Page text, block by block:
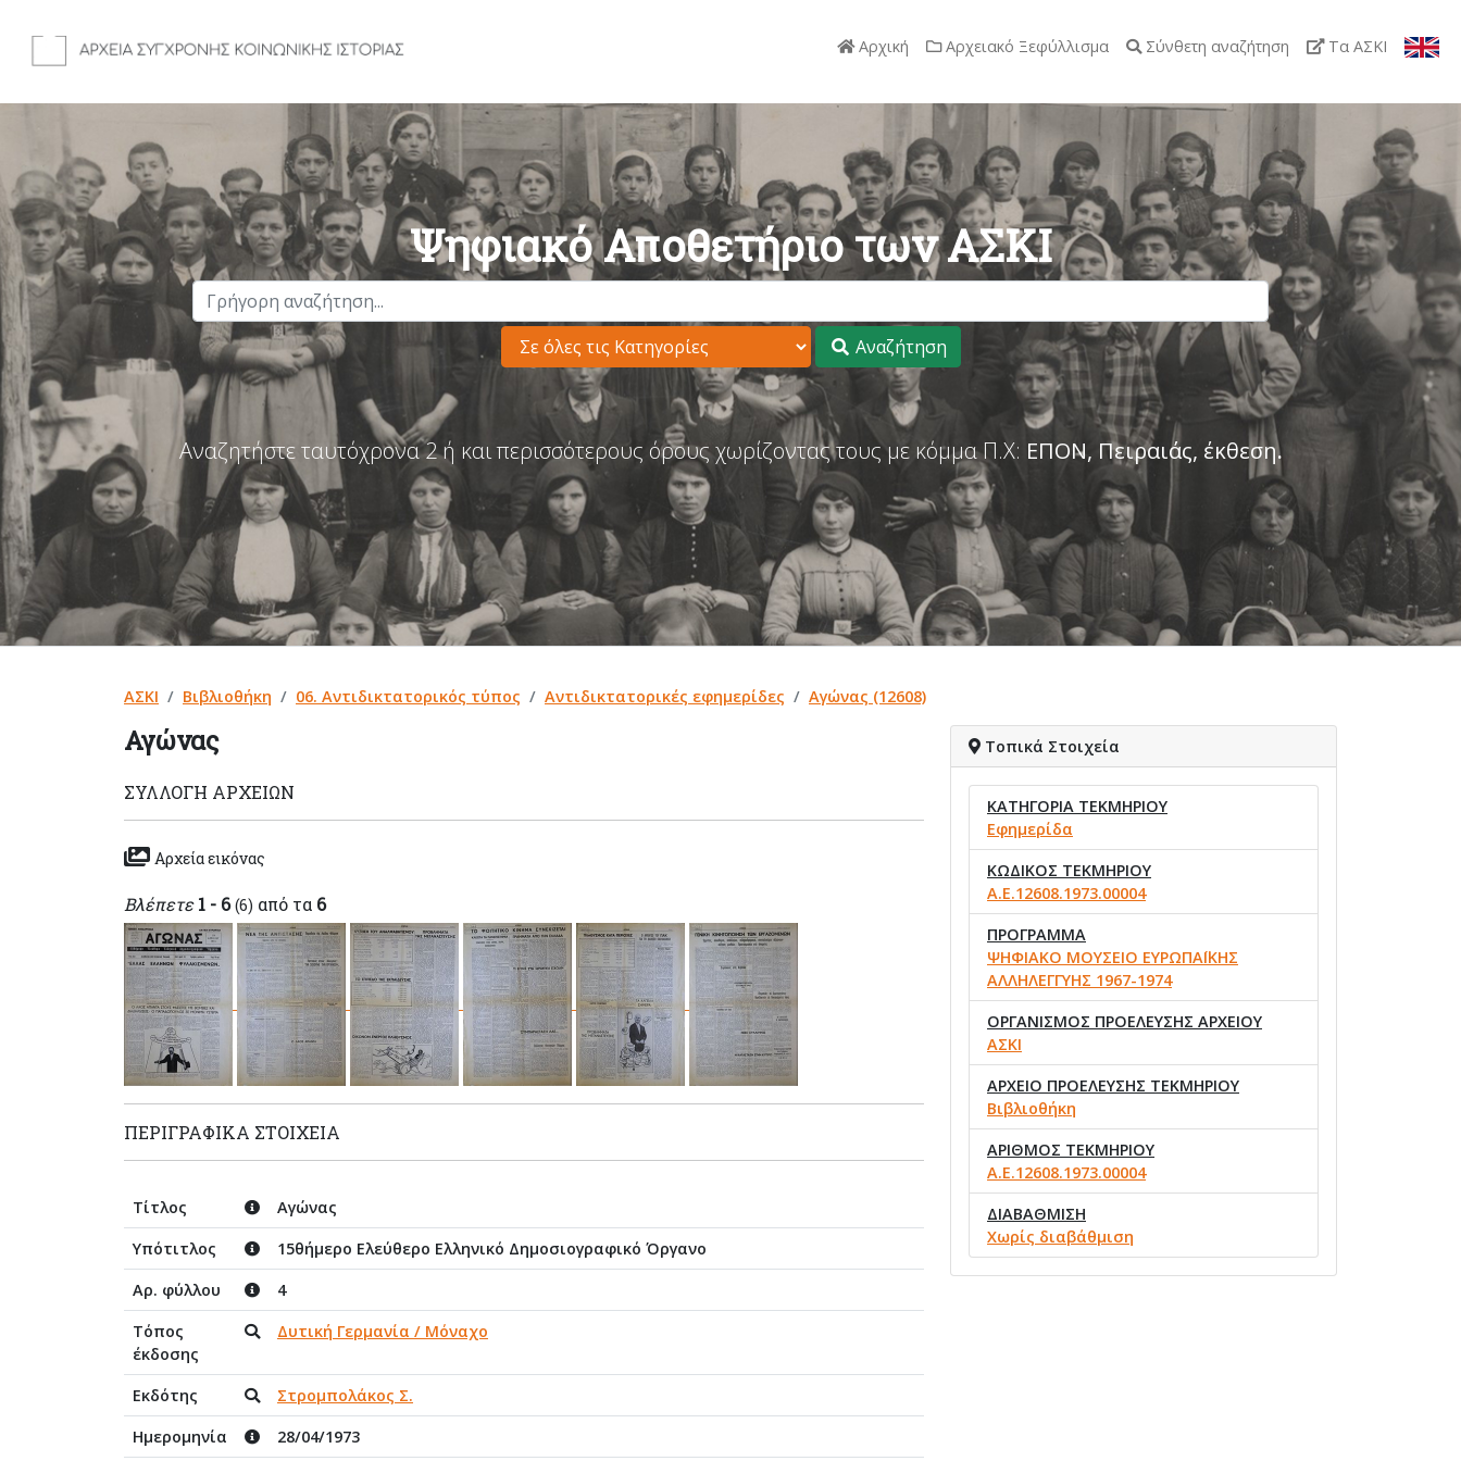
Αρχική Αρχειακό Ξεφύλλισμα Σύνθετη αναζήτηση Τα ΑΣΚΙ
Ψηφιακό Αποθετήριο των ΑΣΚΙ
Αναζήτηση
Αναζητήστε ταυτόχρονα 2 ή και περισσότερους όρους χωρίζοντας τους με κόμμα Π.Χ: ΕΠΟΝ, Πειραιάς, έκθεση.
ΑΣΚΙ Βιβλιοθήκη 06. Αντιδικτατορικός τύπος Αντιδικτατορικές εφημερίδες Αγώνας (12608)
Αγώνας
ΣΥΛΛΟΓΉ ΑΡΧΕΊΩΝ
Αρχεία εικόνας
Βλέπετε 1 - 6 (6) από τα 6
ΠΕΡΙΓΡΑΦΙΚΆ ΣΤΟΙΧΕΊΑ
Τίτλος
Αγώνας
Υπότιτλος
15θήμερο Ελεύθερο Ελληνικό Δημοσιογραφικό Όργανο
Αρ. φύλλου
4
Τόπος
έκδοσης
Δυτική Γερμανία / Μόναχο
Εκδότης
Στρομπολάκος Σ.
Ημερομηνία
28/04/1973
Τοπικά Στοιχεία
ΚΑΤΗΓΟΡΙΑ ΤΕΚΜΗΡΙΟΥ
Εφημερίδα
ΚΩΔΙΚΟΣ ΤΕΚΜΗΡΙΟΥ
Α.Ε.12608.1973.00004
ΠΡΟΓΡΑΜΜΑ
ΨΗΦΙΑΚΟ ΜΟΥΣΕΙΟ ΕΥΡΩΠΑΪΚΗΣ
ΑΛΛΗΛΕΓΓΥΗΣ 1967-1974
ΟΡΓΑΝΙΣΜΟΣ ΠΡΟΕΛΕΥΣΗΣ ΑΡΧΕΙΟΥ
ΑΣΚΙ
ΑΡΧΕΙΟ ΠΡΟΕΛΕΥΣΗΣ ΤΕΚΜΗΡΙΟΥ
Βιβλιοθήκη
ΑΡΙΘΜΟΣ ΤΕΚΜΗΡΙΟΥ
Α.Ε.12608.1973.00004
ΔΙΑΒΑΘΜΙΣΗ
Χωρίς διαβάθμιση